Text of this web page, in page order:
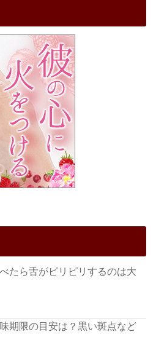
たら舌がピリピリするのは大
期限の目安は？黒い斑点など